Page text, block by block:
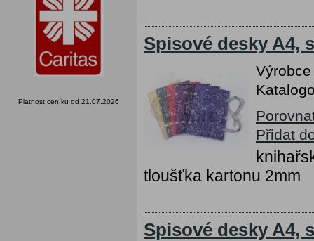
Platnost ceníku od 21.07.2026
Spisové desky A4,
Přidat
tloušťka kartonu 2mm
Spisové desky A4,